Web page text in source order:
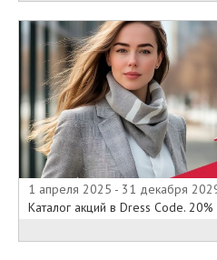
1 апреля 2025 - 31 декабря
Каталог акций в Dress Code.